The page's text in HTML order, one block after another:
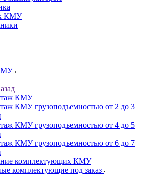
к КМУ
КМУ
КМУ грузоподъемностью от 2 до 3
КМУ грузоподъемностью от 4 до 5
КМУ грузоподъемностью от 6 до 7
комплектующих КМУ
комплектующие под заказ